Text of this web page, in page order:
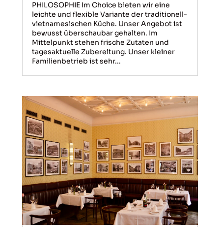
PHILOSOPHIE Im Choice bieten wir eine
leichte und flexible Variante der traditionell-
vietnamesischen Küche. Unser Angebot ist
bewusst überschaubar gehalten. Im
Mittelpunkt stehen frische Zutaten und
tagesaktuelle Zubereitung. Unser kleiner
Familienbetrieb ist sehr...